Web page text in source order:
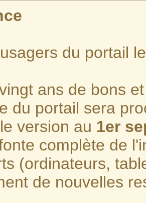
du portail
ans de bons
du portail sera
version au 1er
complète de
(ordinateurs,
de nouvelles